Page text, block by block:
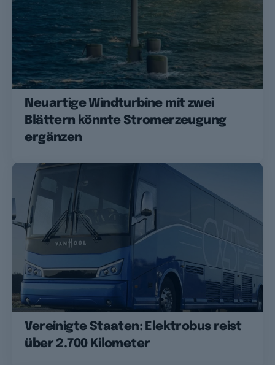
Neuartige Windturbine mit zwei
Blättern könnte Stromerzeugung
ergänzen
Vereinigte Staaten: Elektrobus reist
über 2.700 Kilometer